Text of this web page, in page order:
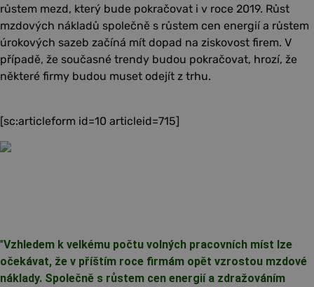
růstem mezd, který bude pokračovat i v roce 2019. Růst
mzdových nákladů společně s růstem cen energií a růstem
úrokových sazeb začíná mít dopad na ziskovost firem. V
případě, že současné trendy budou pokračovat, hrozí, že
některé firmy budou muset odejít z trhu.
[sc:articleform id=10 articleid=715]
"Vzhledem k velkému počtu volných pracovních míst lze
očekávat, že v příštím roce firmám opět vzrostou mzdové
náklady. Společně s růstem cen energií a zdražováním